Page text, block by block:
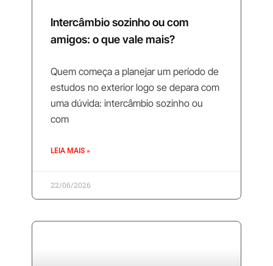
Intercâmbio sozinho ou com
amigos: o que vale mais?
Quem começa a planejar um período de
estudos no exterior logo se depara com
uma dúvida: intercâmbio sozinho ou
com
LEIA MAIS »
22/06/2026